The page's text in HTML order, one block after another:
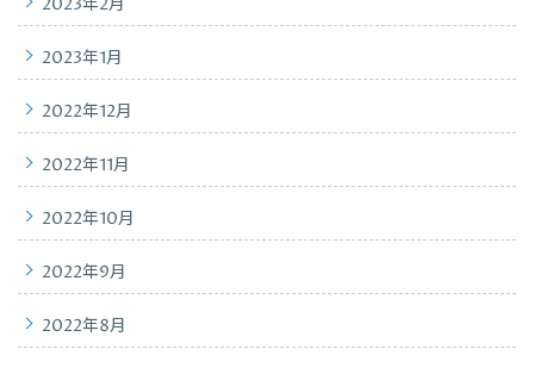
2023年2月
2023年1月
2022年12月
2022年11月
2022年10月
2022年9月
2022年8月